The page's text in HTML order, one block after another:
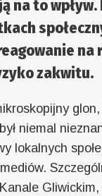
na to wpływ.
na
zakwitu.
niemal
lokalnych